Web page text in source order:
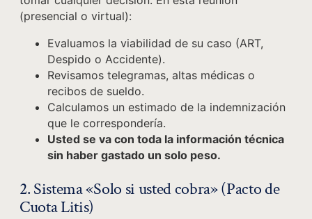
(presencial o virtual):
Evaluamos la viabilidad de su caso (ART,
Despido o Accidente).
Revisamos telegramas, altas médicas o
recibos de sueldo.
Calculamos un estimado de la indemnización
que le correspondería.
Usted se va con toda la información técnica
sin haber gastado un solo peso.
2. Sistema «Solo si usted cobra» (Pacto de
Cuota Litis)